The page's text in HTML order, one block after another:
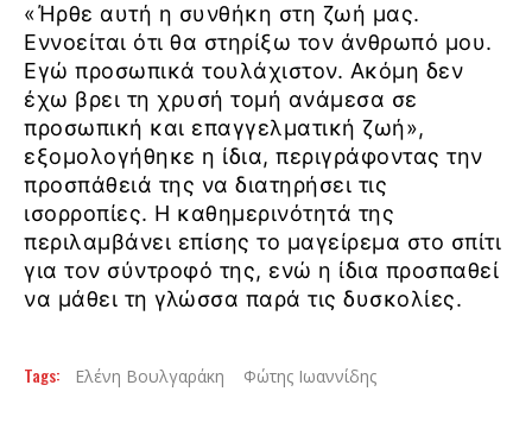
«Ήρθε αυτή η συνθήκη στη ζωή μας.
Εννοείται ότι θα στηρίξω τον άνθρωπό μου.
Εγώ προσωπικά τουλάχιστον. Ακόμη δεν
έχω βρει τη χρυσή τομή ανάμεσα σε
προσωπική και επαγγελματική ζωή»,
εξομολογήθηκε η ίδια, περιγράφοντας την
προσπάθειά της να διατηρήσει τις
ισορροπίες. Η καθημερινότητά της
περιλαμβάνει επίσης το μαγείρεμα στο σπίτι
για τον σύντροφό της, ενώ η ίδια προσπαθεί
να μάθει τη γλώσσα παρά τις δυσκολίες.
Tags: Ελένη Βουλγαράκη Φώτης Ιωαννίδης